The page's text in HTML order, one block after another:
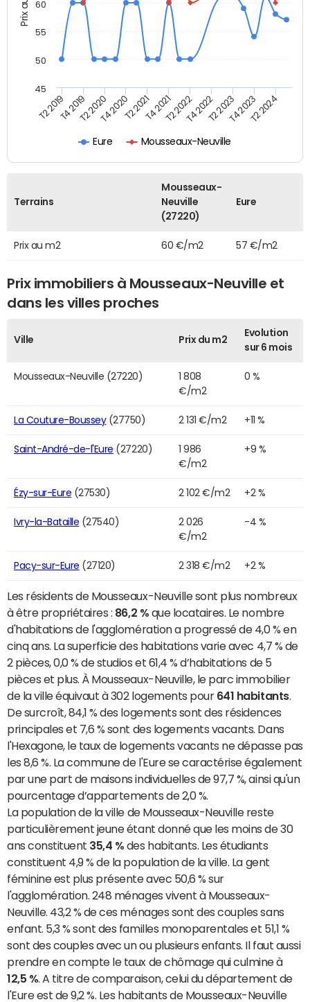
Eure Mousseaux-Neuville
T2 2019T4 2019T2 2020T4 2020T2 2021T4 2021T2 2022T4 2022T2 2023T4 2023T2 2024
45
50
55
60
Terrains
Mousseaux-
Neuville
(27220)
Eure
Prix au m2 60 €/m2 57 €/m2
Prix immobiliers à Mousseaux-Neuville et
dans les villes proches
Ville Prix du m2
Evolution
sur 6 mois
Mousseaux-Neuville (27220)
1 808
€/m2
0 %
La Couture-Boussey(27750) 2 131 €/m2 +11 %
Saint-André-de-l'Eure (27220)
1 986
€/m2
+9 %
Ézy-sur-Eure (27530) 2 102 €/m2 +2 %
Ivry-la-Bataille (27540)
2 026
€/m2
-4 %
Pacy-sur-Eure (27120) 2 318 €/m2 +2 %
Les résidents de Mousseaux-Neuville sont plus nombreux
à être propriétaires : 86,2 % que locataires. Le nombre
d'habitations de l'agglomération a progressé de 4,0 % en
cinq ans. La superficie des habitations varie avec 4,7 % de
2 pièces, 0,0 % de studios et 61,4 % d’habitations de 5
pièces et plus. À Mousseaux-Neuville, le parc immobilier
de la ville équivaut à 302 logements pour 641 habitants.
De surcroît, 84,1 % des logements sont des résidences
principales et 7,6 % sont des logements vacants. Dans
l'Hexagone, le taux de logements vacants ne dépasse pas
les 8,6 %. La commune de l'Eure se caractérise également
par une part de maisons individuelles de 97,7 %, ainsi qu'un
pourcentage d’appartements de 2,0 %.
La population de la ville de Mousseaux-Neuville reste
particulièrement jeune étant donné que les moins de 30
ans constituent 35,4 % des habitants. Les étudiants
constituent 4,9 % de la population de la ville. La gent
féminine est plus présente avec 50,6 % sur
l'agglomération. 248 ménages vivent à Mousseaux-
Neuville. 43,2 % de ces ménages sont des couples sans
enfant. 5,3 % sont des familles monoparentales et 51,1 %
sont des couples avec un ou plusieurs enfants. Il faut aussi
prendre en compte le taux de chômage qui culmine à
12,5 %. A titre de comparaison, celui du département de
l'Eure est de 9,2 %. Les habitants de Mousseaux-Neuville